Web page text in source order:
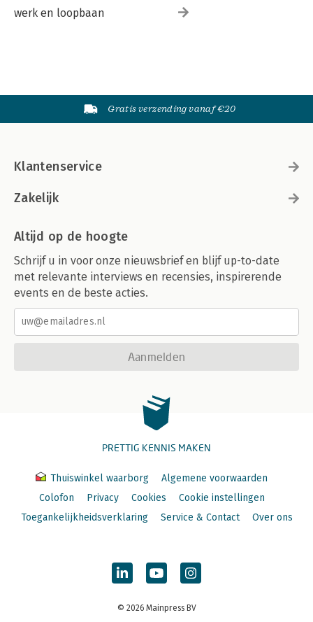
werk en loopbaan
Gratis verzending vanaf €20
Klantenservice
Zakelijk
Altijd op de hoogte
Schrijf u in voor onze nieuwsbrief en blijf up-to-date
met relevante interviews en recensies, inspirerende
events en de beste acties.
Aanmelden
PRETTIG KENNIS MAKEN
Thuiswinkel waarborg
Algemene voorwaarden
Colofon
Privacy Cookies
Cookie instellingen
Toegankelijkheidsverklaring
Service & Contact Over ons
© 2026 Mainpress BV